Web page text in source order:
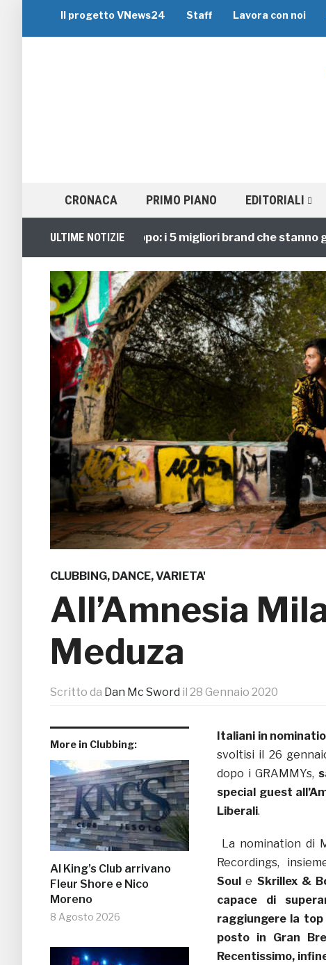
Il progetto VNews24 Staff Lavora con noi
CRONACA PRIMO PIANO EDITORIALI
ULTIME NOTIZIE
Viaggi di Gruppo: i 5 migliori brand che stanno
CLUBBING, DANCE,VARIETA'
All’Amnesia
Meduza
Scritto da Dan Mc Sword il 28 Gennaio 2020
More in Clubbing:
Al King’s Club arrivano
Fleur Shore e Nico
Moreno
8 Agosto 2026
Italiani in
svoltisi il 26
dopo i GRAMMYs,
special guest
Liberali.
La nomination di
Recordings,
Soul e Skrillex &
capace di
raggiungere la
posto in Gran
Recentissimo,